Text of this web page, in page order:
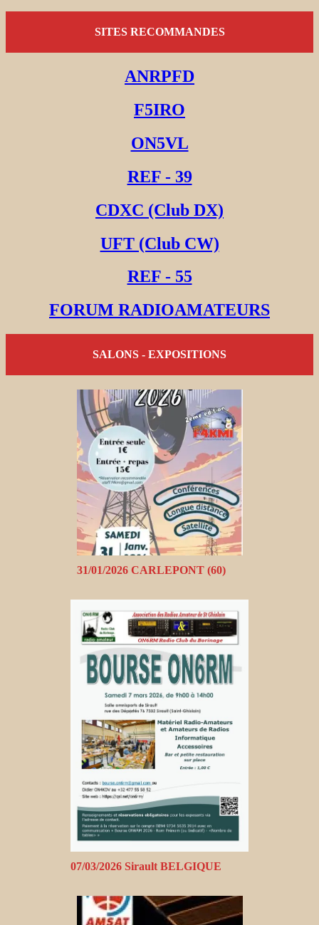
SITES RECOMMANDES
ANRPFD
F5IRO
ON5VL
REF - 39
CDXC (Club DX)
UFT (Club CW)
REF - 55
FORUM RADIOAMATEURS
SALONS - EXPOSITIONS
31/01/2026 CARLEPONT (60)
07/03/2026 Sirault BELGIQUE